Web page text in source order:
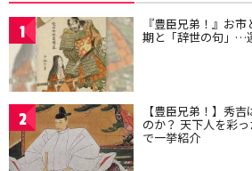
1 『豊臣兄弟！』お
期と「辞世の句」…
2 【豊臣兄弟！】秀
のか？ 天下人を彩
で一挙紹介